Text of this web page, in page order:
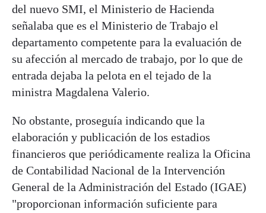
del nuevo SMI, el Ministerio de Hacienda
señalaba que es el Ministerio de Trabajo el
departamento competente para la evaluación de
su afección al mercado de trabajo, por lo que de
entrada dejaba la pelota en el tejado de la
ministra Magdalena Valerio.
No obstante, proseguía indicando que la
elaboración y publicación de los estadios
financieros que periódicamente realiza la Oficina
de Contabilidad Nacional de la Intervención
General de la Administración del Estado (IGAE)
"proporcionan información suficiente para